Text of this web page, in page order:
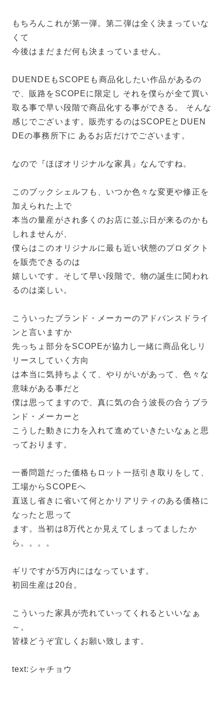
もちろんこれが第一弾。第二弾は全く決まっていな
くて
今後はまだまだ何も決まっていません。
DUENDEもSCOPEも商品化したい作品があるの
で、販路をSCOPEに限定し それを僕らが全て買い
取る事で早い段階で商品化する事ができる。 そんな
感じでございます。販売するのはSCOPEとDUEN
DEの事務所下に あるお店だけでございます。
なので『ほぼオリジナルな家具』なんですね。
このブックシェルフも、いつか色々な変更や修正を
加えられた上で
本当の量産がされ多くのお店に並ぶ日が来るのかも
しれませんが、
僕らはこのオリジナルに最も近い状態のプロダクト
を販売できるのは
嬉しいです。そして早い段階で。物の誕生に関われ
るのは楽しい。
こういったブランド・メーカーのアドバンスドライ
ンと言いますか
先っちょ部分をSCOPEが協力し一緒に商品化しリ
リースしていく方向
は本当に気持ちよくて、やりがいがあって、色々な
意味がある事だと
僕は思ってますので、真に気の合う波長の合うブラ
ンド・メーカーと
こうした動きに力を入れて進めていきたいなぁと思
っております。
一番問題だった価格もロット一括引き取りをして、
工場からSCOPEへ
直送し省きに省いて何とかリアリティのある価格に
なったと思って
ます。当初は8万代とか見えてしまってましたか
ら。。。。
ギリですが5万内にはなっています。
初回生産は20台。
こういった家具が売れていってくれるといいなぁ
～。
皆様どうぞ宜しくお願い致します。
text:シャチョウ